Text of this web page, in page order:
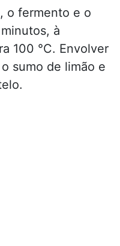
o fermento e o
à
100 °C. Envolver
sumo de limão e